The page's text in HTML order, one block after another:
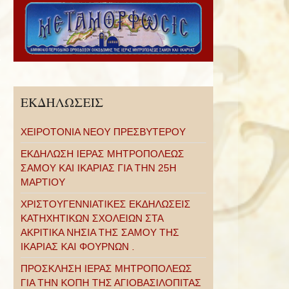
ΕΚΔΗΛΩΣΕΙΣ
ΧΕΙΡΟΤΟΝΙΑ ΝΕΟΥ ΠΡΕΣΒΥΤΕΡΟΥ
ΕΚΔΗΛΩΣΗ ΙΕΡΑΣ ΜΗΤΡΟΠΟΛΕΩΣ
ΣΑΜΟΥ ΚΑΙ ΙΚΑΡΙΑΣ ΓΙΑ ΤΗΝ 25Η
ΜΑΡΤΙΟΥ
ΧΡΙΣΤΟΥΓΕΝΝΙΑΤΙΚΕΣ ΕΚΔΗΛΩΣΕΙΣ
ΚΑΤΗΧΗΤΙΚΩΝ ΣΧΟΛΕΙΩΝ ΣΤΑ
ΑΚΡΙΤΙΚΑ ΝΗΣΙΑ ΤΗΣ ΣΑΜΟΥ ΤΗΣ
ΙΚΑΡΙΑΣ ΚΑΙ ΦΟΥΡΝΩΝ .
ΠΡΟΣΚΛΗΣΗ ΙΕΡΑΣ ΜΗΤΡΟΠΟΛΕΩΣ
ΓΙΑ ΤΗΝ ΚΟΠΗ ΤΗΣ ΑΓΙΟΒΑΣΙΛΟΠΙΤΑΣ